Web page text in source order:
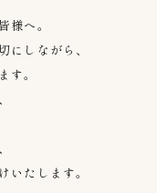
様へ。
にしながら、
す。
いたします。